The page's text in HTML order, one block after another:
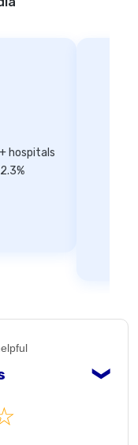
hospitals
❯